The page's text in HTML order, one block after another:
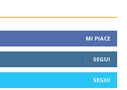
MI PIACE
SEGUI
SEGUI